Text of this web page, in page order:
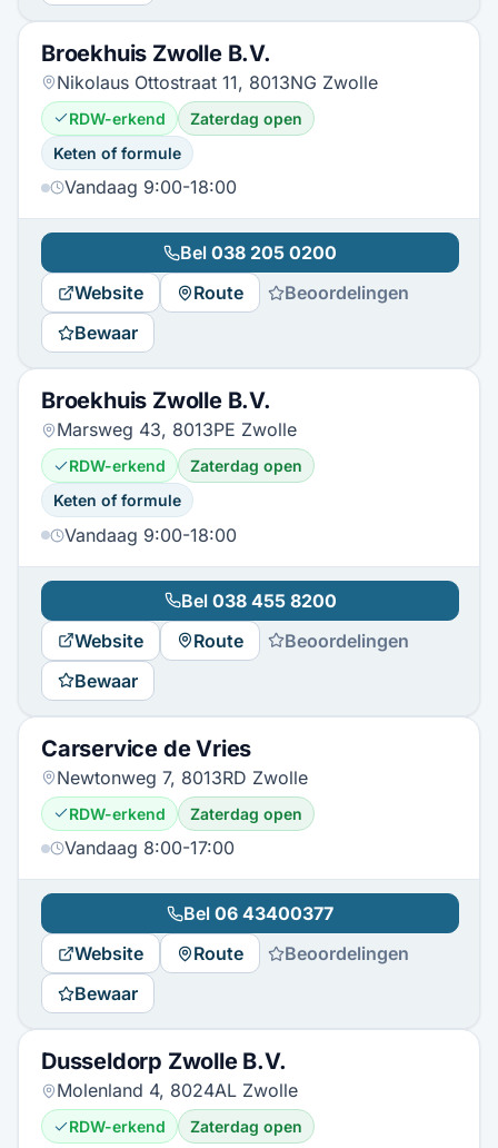
Broekhuis Zwolle B.V.
Nikolaus Ottostraat 11, 8013NG Zwolle
RDW-erkend
Zaterdag open
Keten of formule
Vandaag 9:00-18:00
Bel 038 205 0200
Website
Route
Beoordelingen
Bewaar
Broekhuis Zwolle B.V.
Marsweg 43, 8013PE Zwolle
RDW-erkend
Zaterdag open
Keten of formule
Vandaag 9:00-18:00
Bel 038 455 8200
Website
Route
Beoordelingen
Bewaar
Carservice de Vries
Newtonweg 7, 8013RD Zwolle
RDW-erkend Zaterdag open
Vandaag 8:00-17:00
Bel 06 43400377
Website
Route
Beoordelingen
Bewaar
Dusseldorp Zwolle B.V.
Molenland 4, 8024AL Zwolle
RDW-erkend Zaterdag open